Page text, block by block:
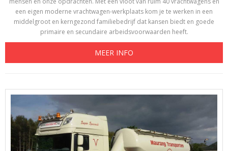
een eigen moderne vrachtwagen-werkplaats kom je te werken in een
middelgroot en kerngezond familiebedrijf dat kansen biedt en goede
primaire en secundaire arbeidsvoorwaarden heeft.
MEER INFO